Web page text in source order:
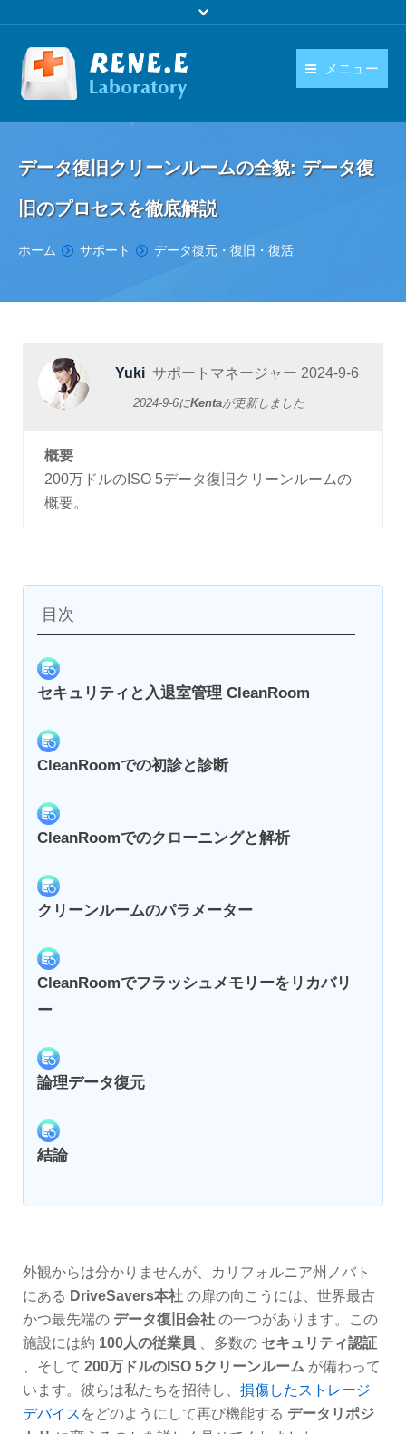
メニュー
ダウンロード
購入
操作ガイド
日本語
language
データ復旧クリーンルームの全貌: データ復
旧のプロセスを徹底解説
You are here:
ホーム サポート データ復元・復旧・復活
Yuki サポートマネージャー 2024-9-6
2024-9-6にKentaが更新しました
概要
200万ドルのISO 5データ復旧クリーンルームの
概要。
目次
セキュリティと入退室管理 CleanRoom
CleanRoomでの初診と診断
CleanRoomでのクローニングと解析
クリーンルームのパラメーター
CleanRoomでフラッシュメモリーをリカバリ
ー
論理データ復元
結論
外観からは分かりませんが、カリフォルニア州ノバト
にある DriveSavers本社 の扉の向こうには、世界最古
かつ最先端の データ復旧会社 の一つがあります。この
施設には約 100人の従業員 、多数の セキュリティ認証
、そして 200万ドルのISO 5クリーンルーム が備わって
います。彼らは私たちを招待し、 損傷したストレージ
デバイス をどのようにして再び機能する データリポジ